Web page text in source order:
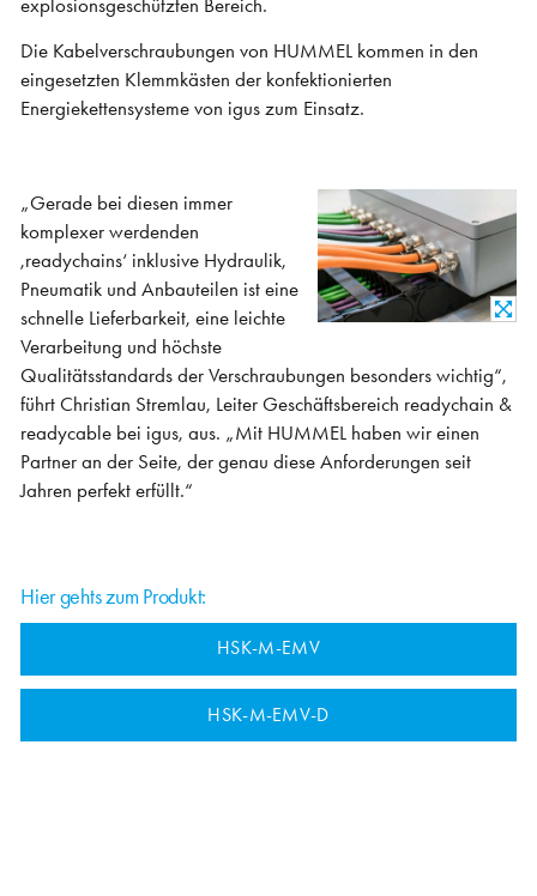
explosionsgeschützten Bereich.
Die Kabelverschraubungen von HUMMEL kommen in den
eingesetzten Klemmkästen der konfektionierten
Energiekettensysteme von igus zum Einsatz.
„Gerade bei diesen immer
komplexer werdenden
,readychains‘ inklusive Hydraulik,
Pneumatik und Anbauteilen ist eine
schnelle Lieferbarkeit, eine leichte
Verarbeitung und höchste
Qualitätsstandards der Verschraubungen besonders wichtig“,
führt Christian Stremlau, Leiter Geschäftsbereich readychain &
readycable bei igus, aus. „Mit HUMMEL haben wir einen
Partner an der Seite, der genau diese Anforderungen seit
Jahren perfekt erfüllt.“
Hier gehts zum Produkt:
HSK-M-EMV
HSK-M-EMV-D